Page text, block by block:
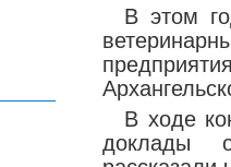
В этом
В ходе
доклады